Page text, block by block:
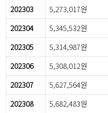
202303
5,273,017원
202304
5,345,532원
202305
5,314,987원
202306
5,308,012원
202307
5,627,564원
202308
5,682,483원